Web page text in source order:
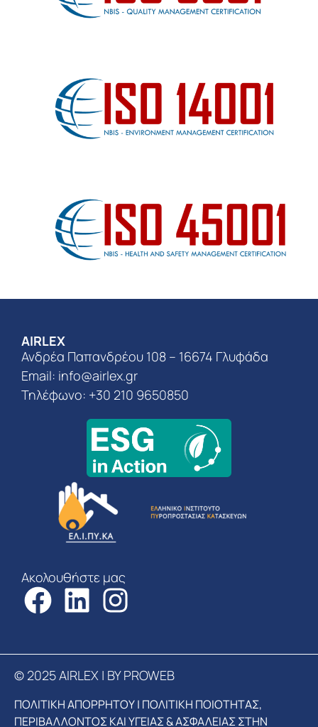
AIRLEX
Ανδρέα Παπανδρέου 108 – 16674 Γλυφάδα
Email: info@airlex.gr
Τηλέφωνο: +30 210 9650850
Ακολουθήστε μας
© 2025 AIRLEX | BY PROWEB
ΠΟΛΙΤΙΚΗ ΑΠΟΡΡΗΤΟΥ| ΠΟΛΙΤΙΚΗ ΠΟΙΟΤΗΤΑΣ,
ΠΕΡΙΒΑΛΛΟΝΤΟΣ ΚΑΙ ΥΓΕΙΑΣ & ΑΣΦΑΛΕΙΑΣ ΣΤΗΝ